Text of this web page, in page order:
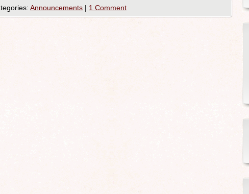
Announcements | 1 Comment